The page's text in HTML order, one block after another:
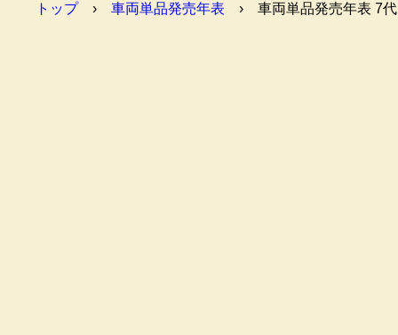
トップ› 車両単品発売年表 › 車両単品発売年表 7